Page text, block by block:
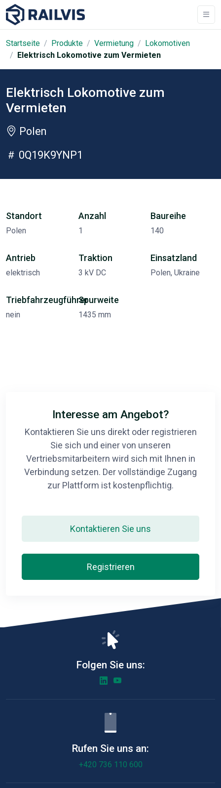
Startseite Produkte Vermietung
Lokomotiven
Elektrisch Lokomotive zum Vermieten
Elektrisch Lokomotive zum
Vermieten
Polen
0Q19K9YNP1
Standort
Polen
Anzahl
1
Baureihe
140
Antrieb
elektrisch
Traktion
3 kV DC
Einsatzland
Polen, Ukraine
Triebfahrzeugführer
nein
Spurweite
1435 mm
Interesse am Angebot?
Kontaktieren Sie uns direkt oder registrieren
Sie sich und einer von unseren
Vertriebsmitarbeitern wird sich mit Ihnen in
Verbindung setzen. Der vollständige Zugang
zur Plattform ist kostenpflichtig.
Kontaktieren Sie uns
Registrieren
Folgen Sie uns:
Rufen Sie uns an:
+420 736 110 600